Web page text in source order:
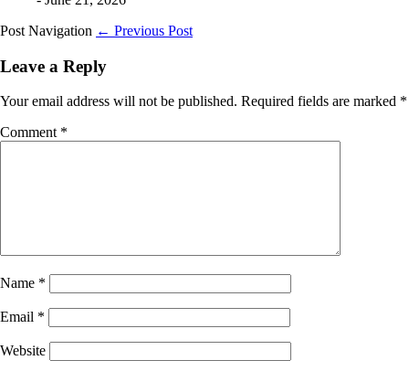
Post Navigation ← Previous Post
Leave a Reply
Your email address will not be published. Required fields are marked *
Comment *
Name *
Email *
Website